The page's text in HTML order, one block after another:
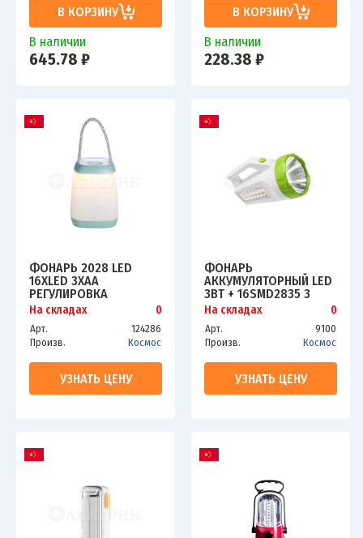
В КОРЗИНУ
В наличии
645.78 ₽
В КОРЗИНУ
В наличии
228.38 ₽
ФОНАРЬ 2028 LED
16ХLED 3ХAA
РЕГУЛИРОВКА
ЯРКОСТИ ПОДВЕС.
КЕМПИНГ КОСМОС
KOC2028LED
На складах 0
Арт.
124286
Произв.
Космос
УЗНАТЬ ЦЕНУ
ФОНАРЬ
АККУМУЛЯТОРНЫЙ LED
3ВТ + 16SMD2835 3
РЕЖИМА АККУМ. 4В
1.2А.Ч КОСМОС
KOCACCU678EX
На складах 0
Арт.
9100
Произв.
Космос
УЗНАТЬ ЦЕНУ